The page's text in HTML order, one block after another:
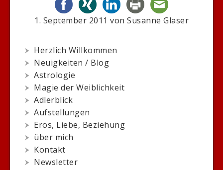
1. September 2011 von Susanne Glaser
Herzlich Willkommen
Neuigkeiten / Blog
Astrologie
Magie der Weiblichkeit
Adlerblick
Aufstellungen
Eros, Liebe, Beziehung
über mich
Kontakt
Newsletter